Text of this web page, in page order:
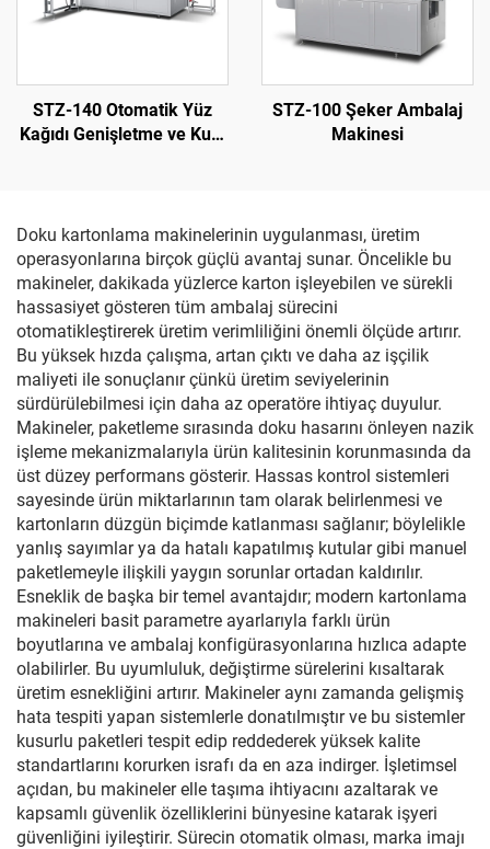
STZ-140 Otomatik Yüz
Kağıdı Genişletme ve Kutu
STZ-100 Şeker Ambalaj
Makinesi
Doku kartonlama makinelerinin uygulanması, üretim
operasyonlarına birçok güçlü avantaj sunar. Öncelikle bu
makineler, dakikada yüzlerce karton işleyebilen ve sürekli
hassasiyet gösteren tüm ambalaj sürecini
otomatikleştirerek üretim verimliliğini önemli ölçüde artırır.
Bu yüksek hızda çalışma, artan çıktı ve daha az işçilik
maliyeti ile sonuçlanır çünkü üretim seviyelerinin
sürdürülebilmesi için daha az operatöre ihtiyaç duyulur.
Makineler, paketleme sırasında doku hasarını önleyen nazik
işleme mekanizmalarıyla ürün kalitesinin korunmasında da
üst düzey performans gösterir. Hassas kontrol sistemleri
sayesinde ürün miktarlarının tam olarak belirlenmesi ve
kartonların düzgün biçimde katlanması sağlanır; böylelikle
yanlış sayımlar ya da hatalı kapatılmış kutular gibi manuel
paketlemeyle ilişkili yaygın sorunlar ortadan kaldırılır.
Esneklik de başka bir temel avantajdır; modern kartonlama
makineleri basit parametre ayarlarıyla farklı ürün
boyutlarına ve ambalaj konfigürasyonlarına hızlıca adapte
olabilirler. Bu uyumluluk, değiştirme sürelerini kısaltarak
üretim esnekliğini artırır. Makineler aynı zamanda gelişmiş
hata tespiti yapan sistemlerle donatılmıştır ve bu sistemler
kusurlu paketleri tespit edip reddederek yüksek kalite
standartlarını korurken israfı da en aza indirger. İşletimsel
açıdan, bu makineler elle taşıma ihtiyacını azaltarak ve
kapsamlı güvenlik özelliklerini bünyesine katarak işyeri
güvenliğini iyileştirir. Sürecin otomatik olması, marka imajı